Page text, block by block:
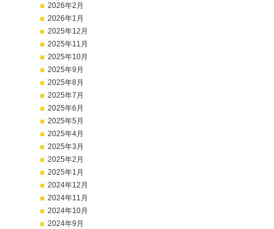
2026年2月
2026年1月
2025年12月
2025年11月
2025年10月
2025年9月
2025年8月
2025年7月
2025年6月
2025年5月
2025年4月
2025年3月
2025年2月
2025年1月
2024年12月
2024年11月
2024年10月
2024年9月